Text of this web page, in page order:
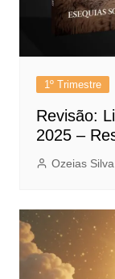
1º Trimestre
Revisão:
2025 –
Ozeias Silva